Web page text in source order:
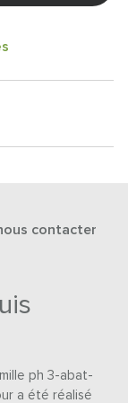
contacter
ph 3-abat-
a été réalisé